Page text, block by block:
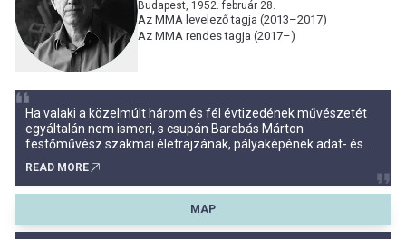
Budapest, 1952. február 28.
Az MMA levelező tagja (2013–2017)
Az MMA rendes tagja (2017–)
Ha valaki a közelmúlt három és fél évtizedének művészetét
egyáltalán nem ismeri, s csupán Barabás Márton
festőművész szakmai életrajzának, pályaképének adat- és
Klavierskulpturen, Bécsi Mechanika – Talált és kitalált
zongorák, Z
READ MORE
MAP